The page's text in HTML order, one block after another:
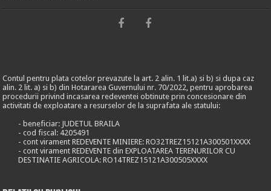
Contul pentru plata cotelor prevazute la art. 2 alin. 1 lit.a) si b) si dupa caz
alin. 2 lit. a) si b) din Hotararea Guvernului nr. 70/2022, pentru aprobarea
procedurii privind incasarea redeventei obtinute prin concesionare din
activitati de exploatare a resurselor de la suprafata ale statului:
- beneficiar: JUDETUL BRAILA
- cod fiscal: 4205491
- cont virament REDEVENTE MINIERE: RO32TREZ15121A300501XXXX
- cont virament REDEVENTE din EXPLOATAREA TERENURILOR CU
DESTINATIE AGRICOLA: RO14TREZ15121A300505XXXX